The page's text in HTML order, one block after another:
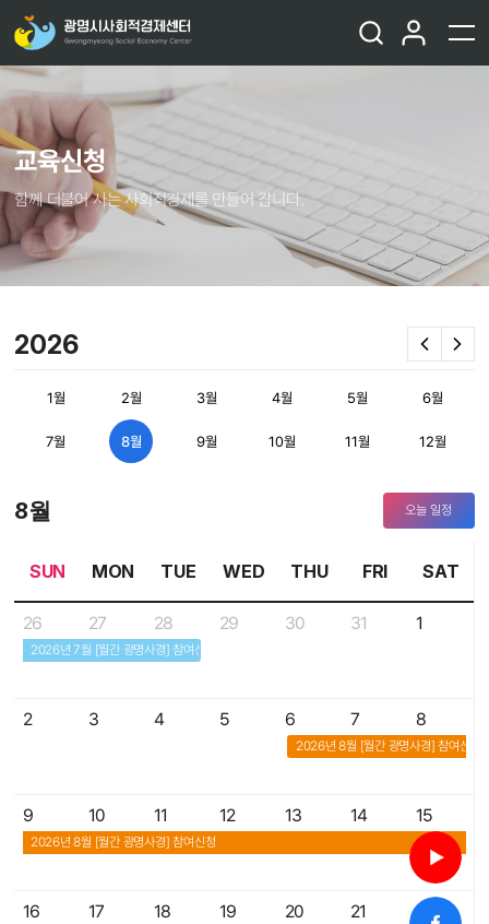
교육신청
함께 더불어 사는 사회적경제를 만들어 갑니다.
2026
1월 2월 3월 4월 5월 6월
7월 8월 9월 10월 11월 12월
8월 오늘 일정
SUN MON TUE WED THU FRI SAT
26
2026년 7월 [월간 광명사경] 참여신청(마감됨)
27 28 29 30 31 1
2 3 4 5 6
2026년 8월 [월간 광명사경] 참여신청
7 8
9
2026년 8월 [월간 광명사경] 참여신청
10 11 12 13 14 15
16 17 18 19 20 21 22